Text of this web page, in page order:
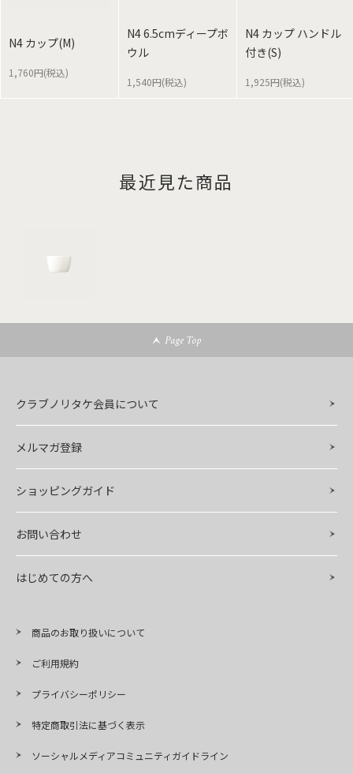
N4 カップ(M)
1,760円(税込)
N4 6.5cmディープボ
ウル
1,540円(税込)
N4 カップ ハンドル
付き(S)
1,925円(税込)
最近見た商品
Page Top
クラブノリタケ会員について
メルマガ登録
ショッピングガイド
お問い合わせ
はじめての方へ
商品のお取り扱いについて
ご利用規約
プライバシーポリシー
特定商取引法に基づく表示
ソーシャルメディアコミュニティガイドライン